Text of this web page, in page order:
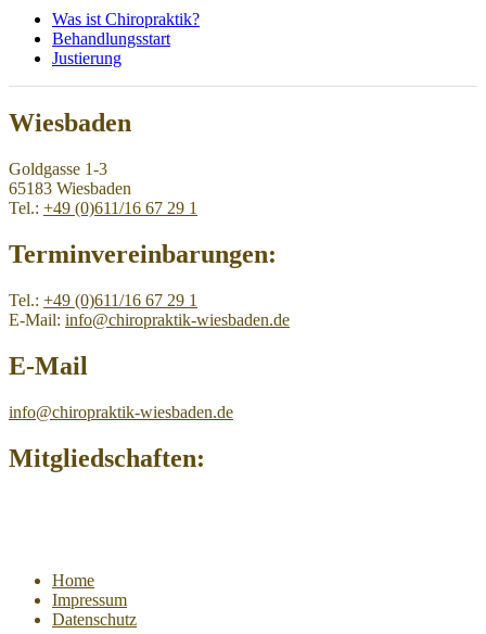
Was ist Chiropraktik?
Behandlungsstart
Justierung
Wiesbaden
Goldgasse 1-3
65183 Wiesbaden
Tel.: +49 (0)611/16 67 29 1
Terminvereinbarungen:
Tel.: +49 (0)611/16 67 29 1
E-Mail: info@chiropraktik-wiesbaden.de
E-Mail
info@chiropraktik-wiesbaden.de
Mitgliedschaften:
Home
Impressum
Datenschutz